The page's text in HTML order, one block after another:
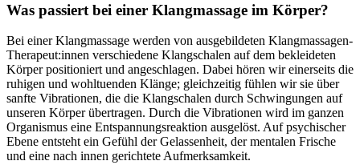
Was passiert bei einer Klangmassage im Körper?
Bei einer Klangmassage werden von ausgebildeten Klangmassagen-
Therapeut:innen verschiedene Klangschalen auf dem bekleideten
Körper positioniert und angeschlagen. Dabei hören wir einerseits die
ruhigen und wohltuenden Klänge; gleichzeitig fühlen wir sie über
sanfte Vibrationen, die die Klangschalen durch Schwingungen auf
unseren Körper übertragen. Durch die Vibrationen wird im ganzen
Organismus eine Entspannungsreaktion ausgelöst. Auf psychischer
Ebene entsteht ein Gefühl der Gelassenheit, der mentalen Frische
und eine nach innen gerichtete Aufmerksamkeit.